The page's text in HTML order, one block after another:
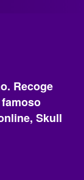
Recoge
Skull